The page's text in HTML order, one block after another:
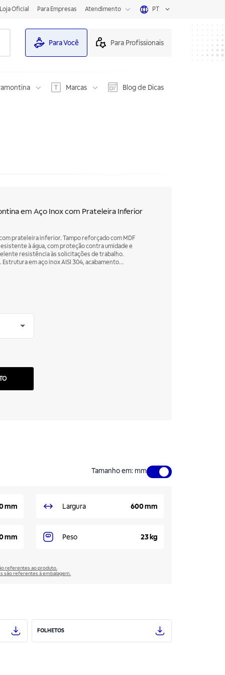
Loja Oficial Para Empresas Atendimento PT
Para Você Para Profissionais
Marcas Blog de Dicas
em Aço Inox com Prateleira Inferior
prateleira inferior. Tampo reforçado com MDF
à água, com proteção contra umidade e
resistência às solicitações de trabalho.
Estrutura em aço inox AISI 304, acabamento
Tamanho em: mm
mm Largura 600 mm
mm Peso 23 kg
referentes ao produto.
são referentes à embalagem.
FOLHETOS